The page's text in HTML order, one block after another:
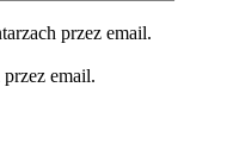
przez email.
email.